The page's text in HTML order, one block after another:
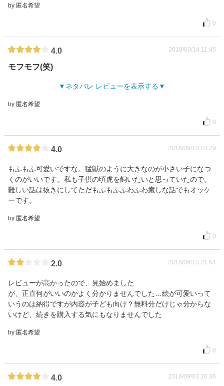
by 匿名希望
0
4.0 2018/09/14 11:45
モフモフ(笑)
ネタバレ レビューを表示する
by 匿名希望
0
4.0 2018/09/13 23:29
もふもふ可愛いですな。猛獣のように大きなのが小さい子になつ
くのがいいです。私も子供の頃虎を飼いたいと思っていたので。
難しい話は抜きにしてただもふもふふわふわ癒しな話でもオッケ
ーです。
by 匿名希望
0
2.0 2018/09/13 21:54
レビューが高かったので、見始めました
が、正直何がいいのかよく分かりませんでした…絵が可愛いって
いうのは納得ですが内容が子ども向け？無料分だけじゃ分からな
いけど、続きを購入する気にもなりませんでした
by 匿名希望
0
4.0 2018/09/03 20:36